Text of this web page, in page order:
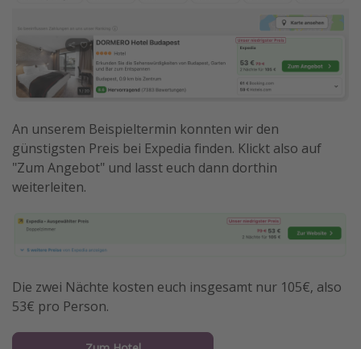
An unserem Beispieltermin konnten wir den
günstigsten Preis bei Expedia finden. Klickt also auf
"Zum Angebot" und lasst euch dann dorthin
weiterleiten.
Die zwei Nächte kosten euch insgesamt nur 105€, also
53€ pro Person.